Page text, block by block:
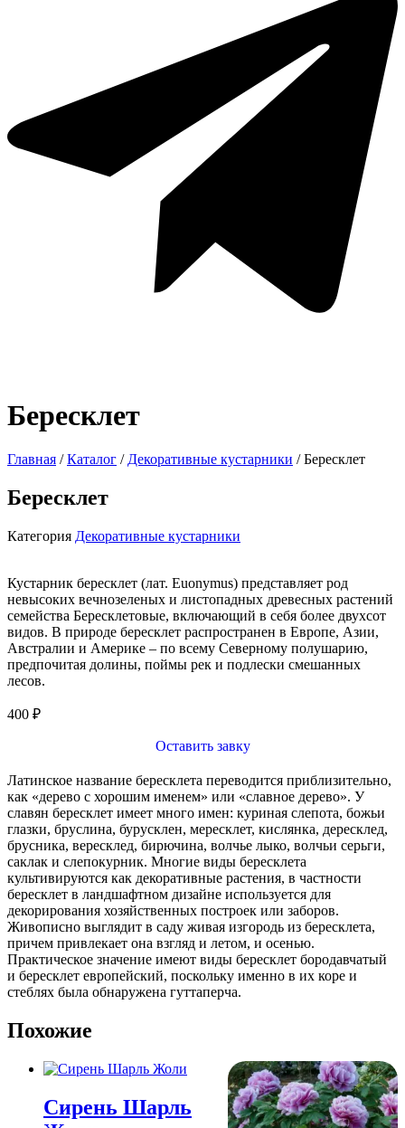
Бересклет
Главная /Каталог / Декоративные кустарники / Бересклет
Бересклет
Категория Декоративные кустарники
Кустарник бересклет (лат. Euonymus) представляет род
невысоких вечнозеленых и листопадных древесных растений
семейства Бересклетовые, включающий в себя более двухсот
видов. В природе бересклет распространен в Европе, Азии,
Австралии и Америке – по всему Северному полушарию,
предпочитая долины, поймы рек и подлески смешанных
лесов.
400 ₽
Оставить завку
Латинское название бересклета переводится приблизительно,
как «дерево с хорошим именем» или «славное дерево». У
славян бересклет имеет много имен: куриная слепота, божьи
глазки, бруслина, бурусклен, мересклет, кислянка, дересклед,
брусника, вересклед, бирючина, волчье лыко, волчьи серьги,
саклак и слепокурник. Многие виды бересклета
культивируются как декоративные растения, в частности
бересклет в ландшафтном дизайне используется для
декорирования хозяйственных построек или заборов.
Живописно выглядит в саду живая изгородь из бересклета,
причем привлекает она взгляд и летом, и осенью.
Практическое значение имеют виды бересклет бородавчатый
и бересклет европейский, поскольку именно в их коре и
стеблях была обнаружена гуттаперча.
Похожие
Сирень Шарль